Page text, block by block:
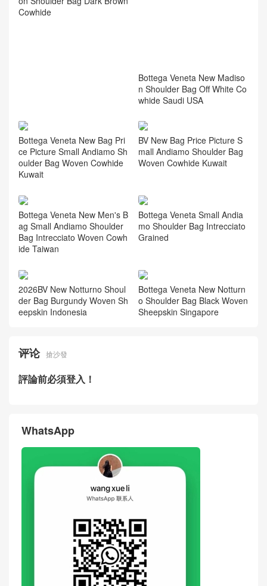
新品款式官網大全 小號保齡
How To Distinguish True And
False Bottega Veneta Madis
on Shoulder Bag Dark Brown
Cowhide
Bottega Veneta New Madiso
n Shoulder Bag Off White Co
whide Saudi USA
Bottega Veneta New Bag Pri
ce Picture Small Andiamo Sh
oulder Bag Woven Cowhide
Kuwait
BV New Bag Price Picture S
mall Andiamo Shoulder Bag
Woven Cowhide Kuwait
Bottega Veneta New Men's B
ag Small Andiamo Shoulder
ide Taiwan
der Bag Burgundy Woven Sh
评论
WhatsApp